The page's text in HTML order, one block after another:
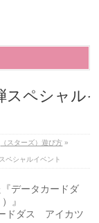
スペシャル
（スターズ）遊び方 »
ペシャルイベント
データカードダ
』
ドダス アイカツ